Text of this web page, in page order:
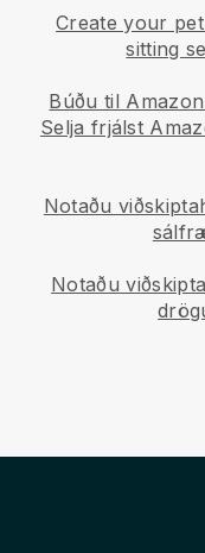
Create your
sitting
Búðu til
Selja frjálst
Notaðu
Notaðu